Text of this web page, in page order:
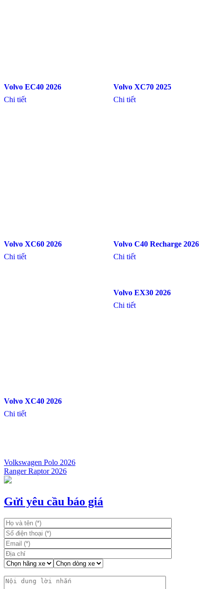
Volvo EC40 2026
Chi tiết
Volvo XC70 2025
Chi tiết
Volvo XC60 2026
Chi tiết
Volvo C40 Recharge 2026
Chi tiết
Volvo XC40 2026
Chi tiết
Volvo EX30 2026
Chi tiết
Điều
hướng
bài
Volkswagen Polo 2026
Ranger Raptor 2026
Gửi yêu cầu báo giá